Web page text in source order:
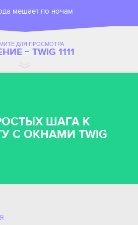
мешает по ночам
ДЛЯ ПРОСМОТРА
− TWIG 1111
ШАГА К
С ОКНАМИ TWIG